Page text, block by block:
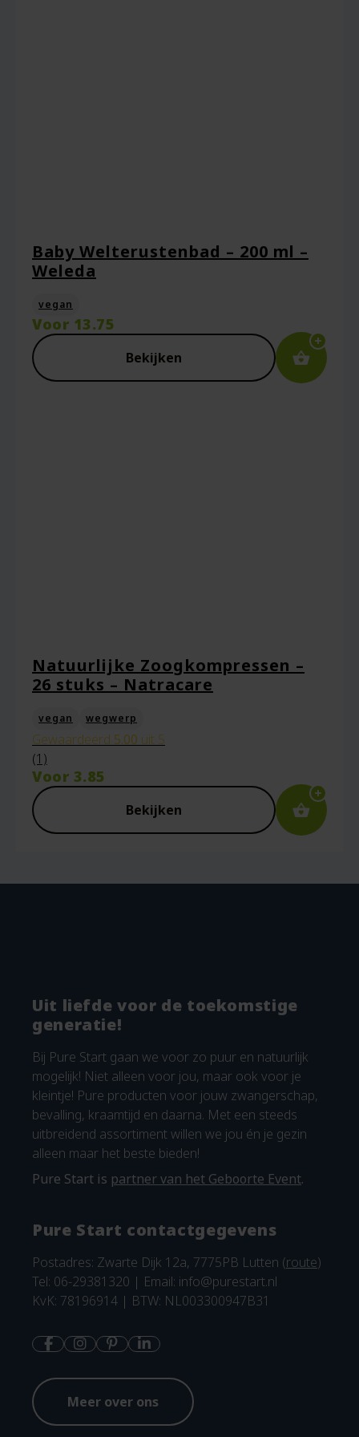
Baby Welterustenbad – 200 ml –
Weleda
vegan
Voor 13.75
Bekijken
Natuurlijke Zoogkompressen –
26 stuks – Natracare
vegan wegwerp
Gewaardeerd 5.00 uit 5
(1)
Voor 3.85
Bekijken
Uit liefde voor de toekomstige
generatie!
Bij Pure Start gaan we voor zo puur en natuurlijk
mogelijk! Niet alleen voor jou, maar ook voor je
kleintje! Pure producten voor jouw zwangerschap,
bevalling, kraamtijd en daarna. Met een steeds
uitbreidend assortiment willen we jou én je gezin
alleen maar het beste bieden!
Pure Start is partner van het Geboorte Event.
Pure Start contactgegevens
Postadres: Zwarte Dijk 12a, 7775PB Lutten (route)
Tel: 06-29381320 | Email: info@purestart.nl
KvK: 78196914 | BTW: NL003300947B31
Meer over ons